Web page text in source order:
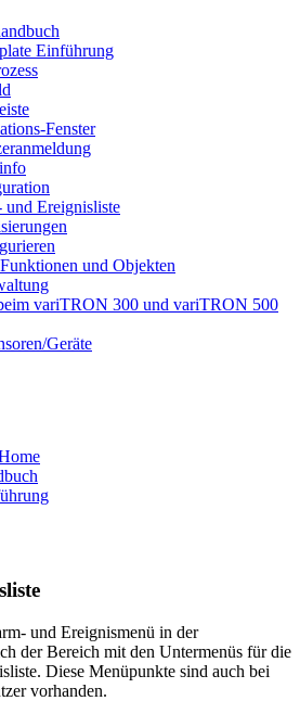
Einführung
Fenster
und Ereignisliste
und Objekten
variTRON 300 und variTRON 500
Geräte
und Ereignismenü in der
der Bereich mit den Untermenüs für die
Diese Menüpunkte sind auch bei
vorhanden.